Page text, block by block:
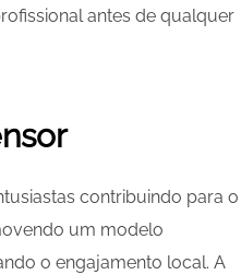
antes de qualquer
contribuindo para o
um modelo
o engajamento local. A